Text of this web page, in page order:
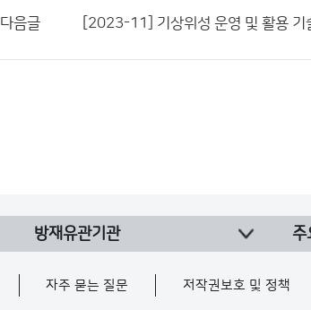
다음글 [2023-11] 기상위성 운영 및 활용 기
방재유관기관 주
자주 묻는 질문 저작권보호 및 정책